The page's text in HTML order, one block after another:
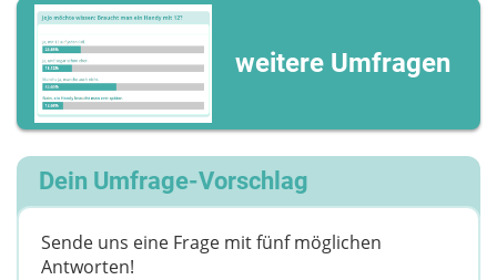
weitere Umfragen
Dein Umfrage-Vorschlag
Sende uns eine Frage mit fünf möglichen
Antworten!